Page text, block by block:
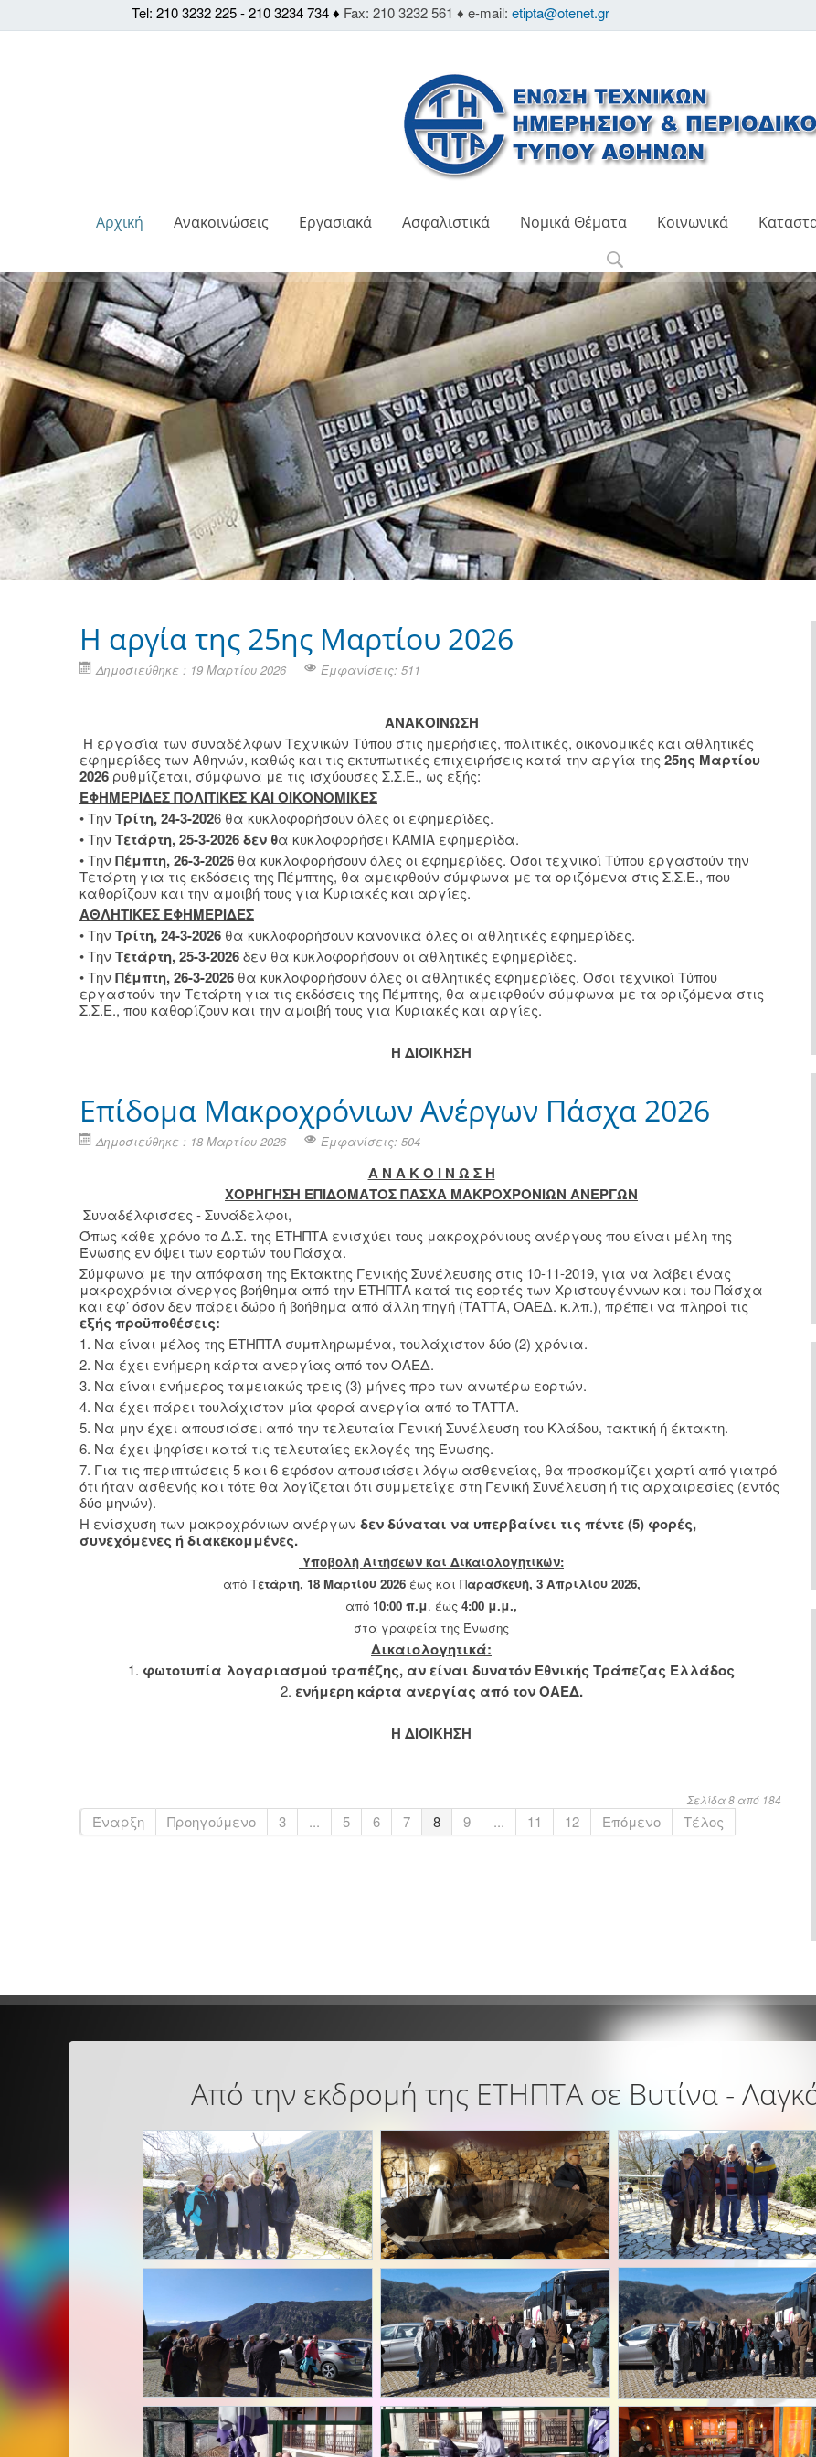
Tel: 210 3232 225 - 210 3234 734 ♦ Fax: 210 3232 561 ♦ e-mail: etipta@otenet.gr
Αρχική Ανακοινώσεις Εργασιακά Ασφαλιστικά Νομικά Θέματα Κοινωνικά
H αργία της 25ης Μαρτίου 2026
Δημοσιεύθηκε : 19 Μαρτίου 2026 Εμφανίσεις: 511
ΑΝΑΚΟΙΝΩΣΗ
Η εργασία των συναδέλφων Τεχνικών Τύπου στις ημερήσιες, πολιτικές, οικονομικές και αθλητικές
εφημερίδες των Αθηνών, καθώς και τις εκτυπωτικές επιχειρήσεις κατά την αργία της 25ης Μαρτίου
2026 ρυθμίζεται, σύμφωνα με τις ισχύουσες Σ.Σ.Ε., ως εξής:
ΕΦΗΜΕΡΙΔΕΣ ΠΟΛΙΤΙΚΕΣ ΚΑΙ ΟΙΚΟΝΟΜΙΚΕΣ
• Την Τρίτη, 24-3-2026 θα κυκλοφορήσουν όλες οι εφημερίδες.
• Την Τετάρτη, 25-3-2026 δεν θα κυκλοφορήσει ΚΑΜΙΑ εφημερίδα.
• Την Πέμπτη, 26-3-2026 θα κυκλοφορήσουν όλες οι εφημερίδες. Όσοι τεχνικοί Τύπου εργαστούν την
Τετάρτη για τις εκδόσεις της Πέμπτης, θα αμειφθούν σύμφωνα με τα οριζόμενα στις Σ.Σ.Ε., που
καθορίζουν και την αμοιβή τους για Κυριακές και αργίες.
ΑΘΛΗΤΙΚΕΣ ΕΦΗΜΕΡΙΔΕΣ
• Την Τρίτη, 24-3-2026 θα κυκλοφορήσουν κανονικά όλες οι αθλητικές εφημερίδες.
• Την Τετάρτη, 25-3-2026δεν θα κυκλοφορήσουν οι αθλητικές εφημερίδες.
• Την Πέμπτη, 26-3-2026 θα κυκλοφορήσουν όλες οι αθλητικές εφημερίδες. Όσοι τεχνικοί Τύπου
εργαστούν την Τετάρτη για τις εκδόσεις της Πέμπτης, θα αμειφθούν σύμφωνα με τα οριζόμενα στις
Σ.Σ.Ε., που καθορίζουν και την αμοιβή τους για Κυριακές και αργίες.
Η ΔΙΟΙΚΗΣΗ
Επίδομα Μακροχρόνιων Ανέργων Πάσχα 2026
Δημοσιεύθηκε : 18 Μαρτίου 2026 Εμφανίσεις: 504
Α Ν Α Κ Ο Ι Ν Ω Σ Η
ΧΟΡΗΓΗΣΗ ΕΠΙΔΟΜΑΤΟΣ ΠΑΣΧΑ ΜΑΚΡΟΧΡΟΝΙΩΝ ΑΝΕΡΓΩΝ
Συναδέλφισσες - Συνάδελφοι,
Όπως κάθε χρόνο το Δ.Σ. της ΕΤΗΠΤΑ ενισχύει τους μακροχρόνιους ανέργους που είναι μέλη της
Ένωσης εν όψει των εορτών του Πάσχα.
Σύμφωνα με την απόφαση της Έκτακτης Γενικής Συνέλευσης στις 10-11-2019, για να λάβει ένας
μακροχρόνια άνεργος βοήθημα από την ΕΤΗΠΤΑ κατά τις εορτές των Χριστουγέννων και του Πάσχα
και εφ’ όσον δεν πάρει δώρο ή βοήθημα από άλλη πηγή (ΤΑΤΤΑ, ΟΑΕΔ. κ.λπ.), πρέπει να πληροί τις
εξής προϋποθέσεις:
1. Να είναι μέλος της ΕΤΗΠΤΑ συμπληρωμένα, τουλάχιστον δύο (2) χρόνια.
2. Να έχει ενήμερη κάρτα ανεργίας από τον ΟΑΕΔ.
3. Να είναι ενήμερος ταμειακώς τρεις (3) μήνες προ των ανωτέρω εορτών.
4. Να έχει πάρει τουλάχιστον μία φορά ανεργία από το ΤΑΤΤΑ.
5. Να μην έχει απουσιάσει από την τελευταία Γενική Συνέλευση του Κλάδου, τακτική ή έκτακτη.
6. Να έχει ψηφίσει κατά τις τελευταίες εκλογές της Ένωσης.
7. Για τις περιπτώσεις 5 και 6 εφόσον απουσιάσει λόγω ασθενείας, θα προσκομίζει χαρτί από γιατρό
ότι ήταν ασθενής και τότε θα λογίζεται ότι συμμετείχε στη Γενική Συνέλευση ή τις αρχαιρεσίες (εντός
δύο μηνών).
Η ενίσχυση των μακροχρόνιων ανέργων δεν δύναται να υπερβαίνει τις πέντε (5) φορές,
συνεχόμενες ή διακεκομμένες.
Υποβολή Aιτήσεων και Δικαιολογητικών:
από Τετάρτη, 18 Μαρτίου 2026έως και Παρασκευή, 3 Απριλίου 2026,
από 10:00 π.μ. έως 4:00 μ.μ.,
στα γραφεία της Ένωσης
Δικαιολογητικά:
1. φωτοτυπία λογαριασμού τραπέζης, αν είναι δυνατόν Εθνικής Τράπεζας Ελλάδος
2. ενήμερη κάρτα ανεργίας από τον ΟΑΕΔ.
Η ΔΙΟΙΚΗΣΗ
Σελίδα 8 από 184
Έναρξη Προηγούμενο 3 ... 5 6 7 8 9 ... 11 12 Επόμενο Τέλος
Από την εκδρομή της ΕΤΗΠΤΑ σε Βυτίνα -